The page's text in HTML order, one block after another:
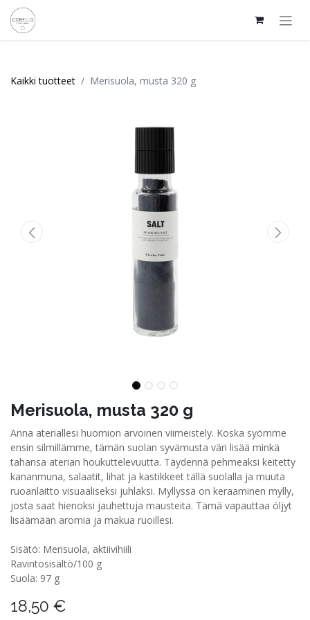
Kaikki tuotteet Merisuola, musta 320 g
Merisuola, musta 320 g
Anna ateriallesi huomion arvoinen viimeistely. Koska syömme
ensin silmillämme, tämän suolan syvämusta väri lisää minkä
tahansa aterian houkuttelevuutta. Täydennä pehmeäksi keitetty
kananmuna, salaatit, lihat ja kastikkeet tällä suolalla ja muuta
ruoanlaitto visuaaliseksi juhlaksi. Myllyssä on keraaminen mylly,
josta saat hienoksi jauhettuja mausteita. Tämä vapauttaa öljyt
lisäämään aromia ja makua ruoillesi.
Sisätö: Merisuola, aktiivihiili
Ravintosisältö/100 g
Suola: 97 g
18,50 €